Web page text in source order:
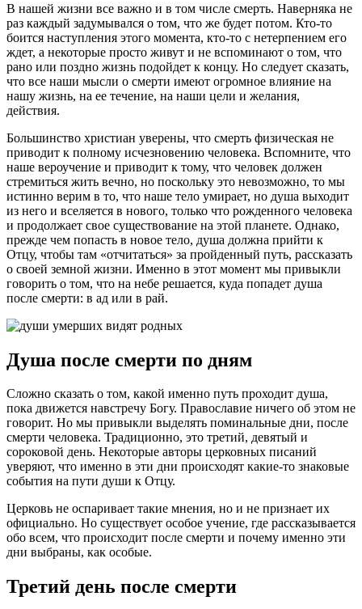
В нашей жизни все важно и в том числе смерть. Наверняка не
раз каждый задумывался о том, что же будет потом. Кто-то
боится наступления этого момента, кто-то с нетерпением его
ждет, а некоторые просто живут и не вспоминают о том, что
рано или поздно жизнь подойдет к концу. Но следует сказать,
что все наши мысли о смерти имеют огромное влияние на
нашу жизнь, на ее течение, на наши цели и желания,
действия.
Большинство христиан уверены, что смерть физическая не
приводит к полному исчезновению человека. Вспомните, что
наше вероучение и приводит к тому, что человек должен
стремиться жить вечно, но поскольку это невозможно, то мы
истинно верим в то, что наше тело умирает, но душа выходит
из него и вселяется в нового, только что рожденного человека
и продолжает свое существование на этой планете. Однако,
прежде чем попасть в новое тело, душа должна прийти к
Отцу, чтобы там «отчитаться» за пройденный путь, рассказать
о своей земной жизни. Именно в этот момент мы привыкли
говорить о том, что на небе решается, куда попадет душа
после смерти: в ад или в рай.
Душа после смерти по дням
Сложно сказать о том, какой именно путь проходит душа,
пока движется навстречу Богу. Православие ничего об этом не
говорит. Но мы привыкли выделять поминальные дни, после
смерти человека. Традиционно, это третий, девятый и
сороковой день. Некоторые авторы церковных писаний
уверяют, что именно в эти дни происходят какие-то знаковые
события на пути души к Отцу.
Церковь не оспаривает такие мнения, но и не признает их
официально. Но существует особое учение, где рассказывается
обо всем, что происходит после смерти и почему именно эти
дни выбраны, как особые.
Третий день после смерти